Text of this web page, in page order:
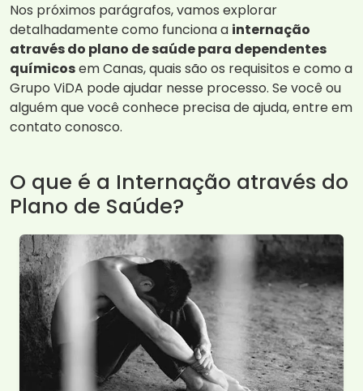
Nos próximos parágrafos, vamos explorar
detalhadamente como funciona a internação
através do plano de saúde para dependentes
químicosem Canas, quais são os requisitos e como a
Grupo ViDA pode ajudar nesse processo. Se você ou
alguém que você conhece precisa de ajuda, entre em
contato conosco.
O que é a Internação através do
Plano de Saúde?